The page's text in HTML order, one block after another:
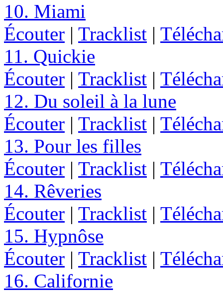
10. Miami
Écouter | Tracklist |
11. Quickie
Écouter | Tracklist |
12. Du soleil à la lune
Écouter | Tracklist |
13. Pour les filles
Écouter | Tracklist |
14. Rêveries
Écouter | Tracklist |
15. Hypnôse
Écouter | Tracklist |
16. Californie